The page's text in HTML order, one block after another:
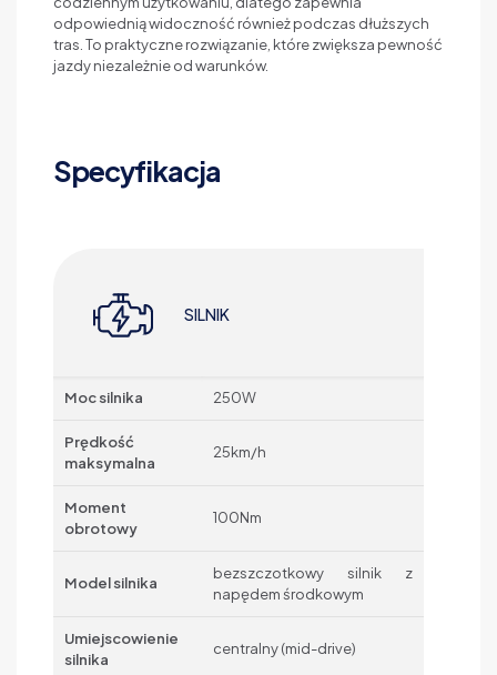
odpowiednią widoczność również podczas dłuższych
tras. To praktyczne rozwiązanie, które zwiększa pewność
jazdy niezależnie od warunków.
Specyfikacja
SILNIK
Moc silnika 250W
Prędkość
maksymalna
25km/h
Moment
obrotowy
100Nm
Model silnika
bezszczotkowy silnik z
napędem środkowym
Umiejscowienie
silnika
centralny (mid-drive)